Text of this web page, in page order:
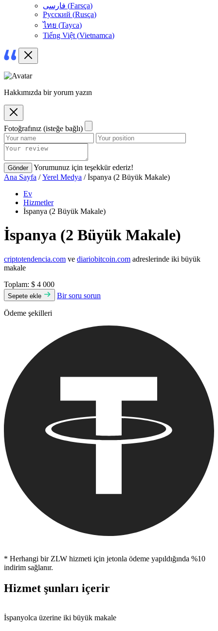
فارسی (Farsça)
Русский (Rusça)
ไทย (Tayca)
Tiếng Việt (Vietnamca)
Hakkımızda bir yorum yazın
Fotoğrafınız (isteğe bağlı)
Gönder
Yorumunuz için teşekkür ederiz!
Ana Sayfa /Yerel Medya / İspanya (2 Büyük Makale)
Ev
Hizmetler
İspanya (2 Büyük Makale)
İspanya (2 Büyük Makale)
criptotendencia.com ve diariobitcoin.com adreslerinde iki büyük
makale
Toplam: $ 4 000
Sepete ekle Bir soru sorun
Ödeme şekilleri
* Herhangi bir ZLW hizmeti için jetonla ödeme yapıldığında %10
indirim sağlanır.
Hizmet şunları içerir
İspanyolca üzerine iki büyük makale